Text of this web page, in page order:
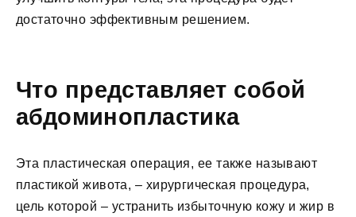
достаточно эффективным решением.
Что представляет собой
абдоминопластика
Эта пластическая операция, ее также называют
пластикой живота, – хирургическая процедура,
цель которой – устранить избыточную кожу и жир в